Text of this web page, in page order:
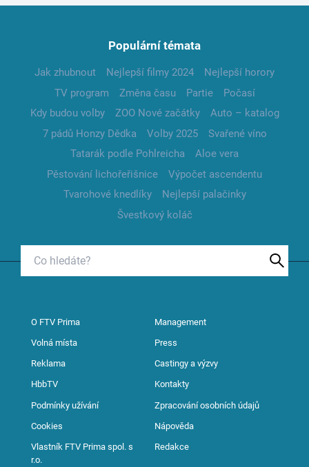
Populární témata
Jak zhubnout Nejlepší filmy 2024
Nejlepší horory
TV program
Změna času Partie
Počasí
Kdy budou volby
ZOO Nové začátky
Auto – katalog
7 pádů Honzy Dědka
Volby 2025
Svařené víno
Tatarák podle Pohlreicha
Aloe vera
Pěstování lichořeřišnice
Výpočet ascendentu
Tvarohové knedlíky
Nejlepší palačinky
Švestkový koláč
O FTV Prima Management
Volná místa Press
Reklama Castingy a výzvy
HbbTV Kontakty
Podmínky užívání Zpracování osobních údajů
Cookies Nápověda
Vlastník FTV Prima spol. s
r.o.
Redakce